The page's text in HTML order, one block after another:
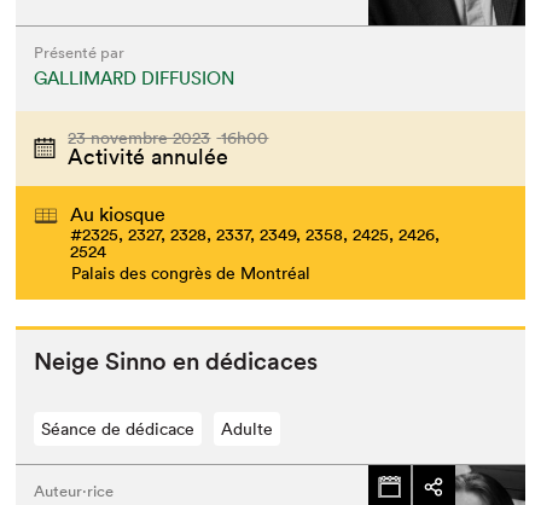
Présenté par
GALLIMARD DIFFUSION
23 novembre 2023 16h00
Activité annulée
Au kiosque
#2325, 2327, 2328, 2337, 2349, 2358, 2425, 2426,
2524
Palais des congrès de Montréal
Neige Sin­no en dédicaces
Séance de dédicace Adulte
Auteur·rice